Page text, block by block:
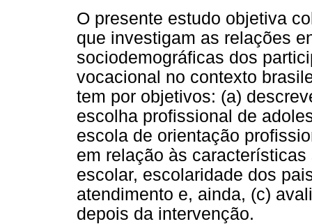
O presente estudo objetiva
que investigam as relações
sociodemográficas dos
vocacional no contexto
tem por objetivos: (a)
escolha profissional de
escola de orientação
em relação às
escolar, escolaridade dos
atendimento e, ainda, (c)
depois da intervenção.